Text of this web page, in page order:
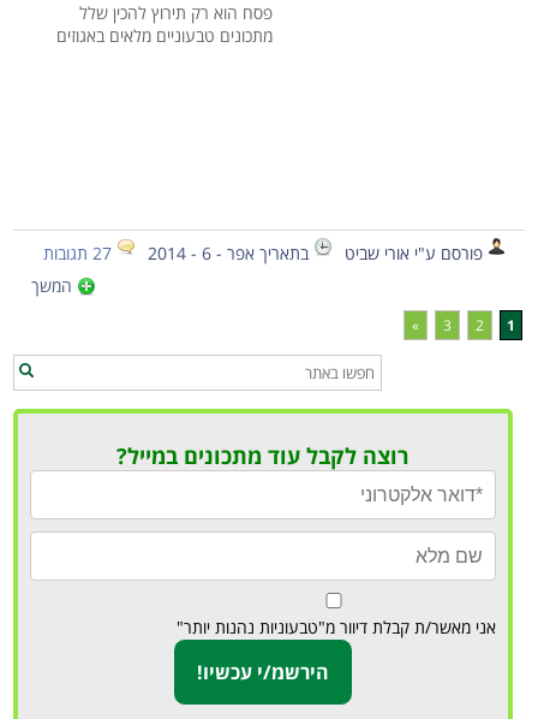
פסח הוא רק תירוץ להכין שלל
מתכונים טבעוניים מלאים באגוזים
פורסם ע"י אורי שביט בתאריך אפר - 6 - 2014
27 תגובות
המשך
1
2
3
»
רוצה לקבל עוד מתכונים במייל?
אני מאשר/ת קבלת דיוור מ"טבעוניות נהנות יותר"